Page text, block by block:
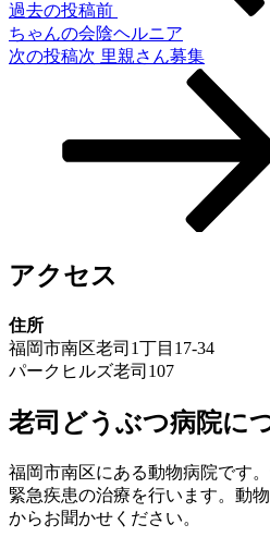
過去の投稿前
ちゃんの会陰ヘルニア
次の投稿次 里親さん募集
アクセス
住所
福岡市南区老司1丁目17-34
パークヒルズ老司107
老司どうぶつ病院に
福岡市南区にある動物病院です
緊急疾患の治療を行います。動
からお聞かせください。